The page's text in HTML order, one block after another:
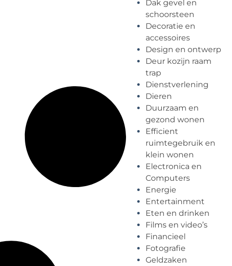
Dak gevel en
schoorsteen
Decoratie en
accessoires
Design en ontwerp
Deur kozijn raam
trap
Dienstverlening
Dieren
Duurzaam en
gezond wonen
Efficient
ruimtegebruik en
klein wonen
Electronica en
Computers
Energie
Entertainment
Eten en drinken
Films en video’s
Financieel
Fotografie
Geldzaken